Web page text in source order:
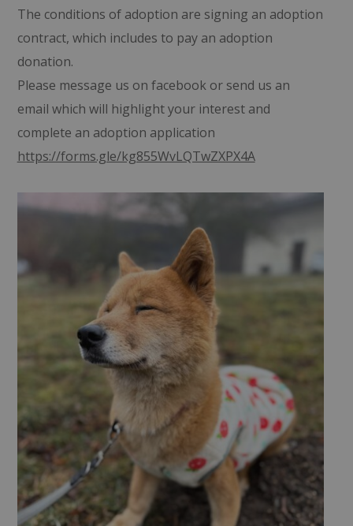
The conditions of adoption are signing an adoption
contract, which includes to pay an adoption
donation.
Please message us on facebook or send us an
email which will highlight your interest and
complete an adoption application
https://forms.gle/kg855WvLQTwZXPX4A